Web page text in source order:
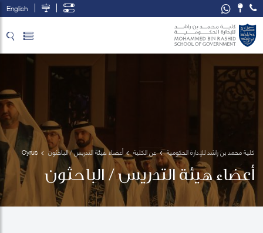
English
كلية محمد بن راشد للإدارة الحكومية عن الكلية أعضاء هيئة التدريس / الباحثون
Hodes
أعضاء هيئة التدريس / الباحثون